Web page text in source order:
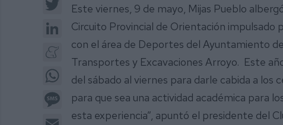
LinkedIn
Meneame
WhatsApp
Message
Email
Este viernes, 9 de mayo, Mijas Pueblo
Circuito Provincial de Orientación impulsado
con el área de Deportes del Ayuntamiento
Transportes y Excavaciones Arroyo. Este
del sábado al viernes para darle cabida a los
para que sea una actividad académica para
esta experiencia”, apuntó el presidente del